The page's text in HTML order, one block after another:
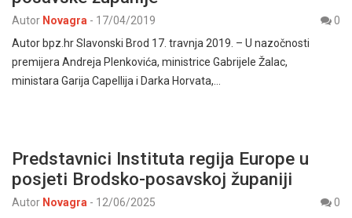
Autor Novagra - 17/04/2019
0
Autor bpz.hr Slavonski Brod 17. travnja 2019. – U nazočnosti
premijera Andreja Plenkovića, ministrice Gabrijele Žalac,
ministara Garija Capellija i Darka Horvata,…
Predstavnici Instituta regija Europe u
posjeti Brodsko-posavskoj županiji
Autor Novagra - 12/06/2025
0